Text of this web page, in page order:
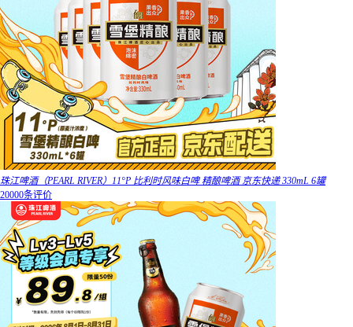
珠江啤酒（PEARL RIVER）11°P 比利时风味白啤 精酿啤酒 京东快递 330mL 6罐
20000条评价